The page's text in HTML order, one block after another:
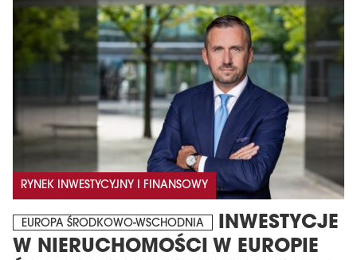
RYNEK INWESTYCYJNY I FINANSOWY
EUROPA ŚRODKOWO-WSCHODNIA
INWESTYCJE
W NIERUCHOMOŚCI W EUROPIE